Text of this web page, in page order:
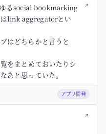
↗
るsocial bookmarking
はlink aggregatorとい
はどちらかと言うと
をまとめておいたりシ
あと思っていた。
アプリ開発
↗